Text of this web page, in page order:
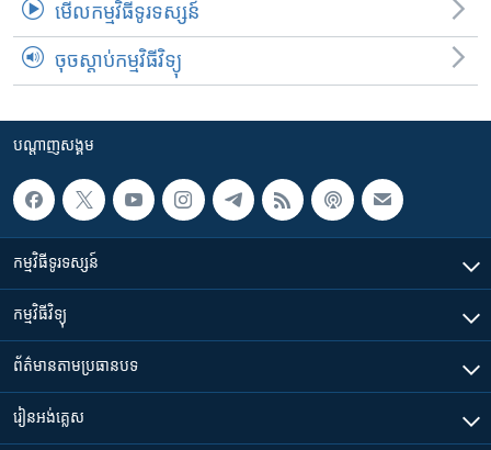
មើល​កម្មវិធី​ទូរទស្សន៍
ចុចស្តាប់កម្មវិធីវិទ្យុ
បណ្តាញ​សង្គម
កម្មវិធី​ទូរទស្សន៍
កម្មវិធី​វិទ្យុ
ព័ត៌មាន​តាមប្រធានបទ​
រៀន​​អង់គ្លេស